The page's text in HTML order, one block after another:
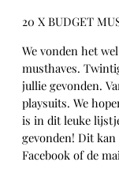
20 X BUDGET
We vonden het
musthaves.
jullie gevonden.
playsuits. We
is in dit leuke
gevonden! Dit
Facebook of de